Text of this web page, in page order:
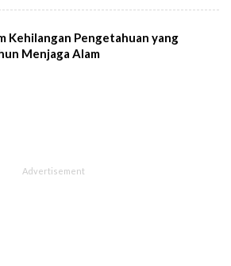
Kehilangan Pengetahuan yang
Menjaga Alam